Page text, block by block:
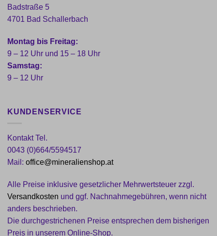
Badstraße 5
4701 Bad Schallerbach
Montag bis Freitag:
9 – 12 Uhr und 15 – 18 Uhr
Samstag:
9 – 12 Uhr
KUNDENSERVICE
Kontakt Tel.
0043 (0)664/5594517
Mail: office@mineralienshop.at
Alle Preise inklusive gesetzlicher Mehrwertsteuer zzgl.
Versandkosten und ggf. Nachnahmegebühren, wenn nicht
anders beschrieben.
Die durchgestrichenen Preise entsprechen dem bisherigen
Preis in unserem Online-Shop.